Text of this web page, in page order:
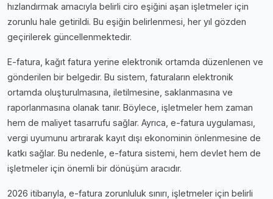
hızlandırmak amacıyla belirli ciro eşiğini aşan işletmeler için
zorunlu hale getirildi. Bu eşiğin belirlenmesi, her yıl gözden
geçirilerek güncellenmektedir.
E-fatura, kağıt fatura yerine elektronik ortamda düzenlenen ve
gönderilen bir belgedir. Bu sistem, faturaların elektronik
ortamda oluşturulmasına, iletilmesine, saklanmasına ve
raporlanmasına olanak tanır. Böylece, işletmeler hem zaman
hem de maliyet tasarrufu sağlar. Ayrıca, e-fatura uygulaması,
vergi uyumunu artırarak kayıt dışı ekonominin önlenmesine de
katkı sağlar. Bu nedenle, e-fatura sistemi, hem devlet hem de
işletmeler için önemli bir dönüşüm aracıdır.
2026 itibarıyla, e-fatura zorunluluk sınırı, işletmeler için belirli